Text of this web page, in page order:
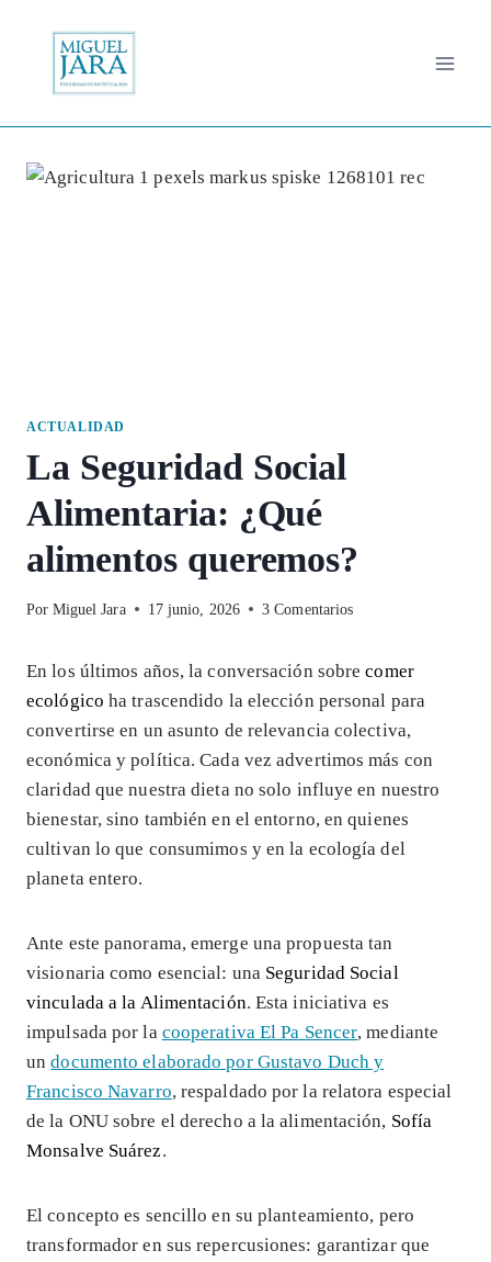
contenido
ACTUALIDAD
La Seguridad Social
Alimentaria: ¿Qué
alimentos queremos?
Por Miguel Jara 17 junio, 2026 3 Comentarios
En los últimos años, la conversación sobrecomer
ecológico ha trascendido la elección personal para
convertirse en un asunto de relevancia colectiva,
económica y política. Cada vez advertimos más con
claridad que nuestra dieta no solo influye en nuestro
bienestar, sino también en el entorno, en quienes
cultivan lo que consumimos y en la ecología del
planeta entero.
Ante este panorama, emerge una propuesta tan
visionaria como esencial: una Seguridad Social
vinculada a la Alimentación. Esta iniciativa es
impulsada por la cooperativa El Pa Sencer, mediante
undocumento elaborado por Gustavo Duch y
Francisco Navarro, respaldado por la relatora especial
de la ONU sobre el derecho a la alimentación, Sofía
Monsalve Suárez.
El concepto es sencillo en su planteamiento, pero
transformador en sus repercusiones: garantizar que